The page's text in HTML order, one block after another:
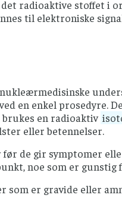
det radioaktive stoffet
til elektroniske
en enkel prosedyre.
brukes en radioaktiv
eller betennelser.
de gir symptomer
noe som er
som er gravide eller